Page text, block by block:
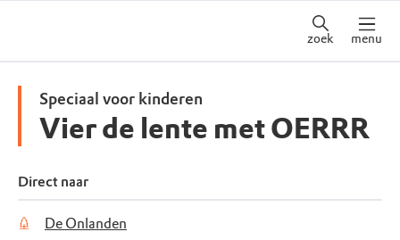
zoek menu
Speciaal voor kinderen
Vier de lente met OERRR
Direct naar
De Onlanden